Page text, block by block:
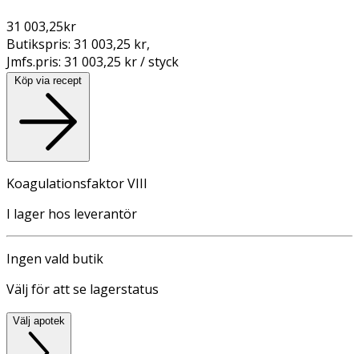
31 003,25kr
Butikspris: 31 003,25 kr,
Jmfs.pris: 31 003,25 kr / styck
Köp via recept
Koagulationsfaktor VIII
I lager hos leverantör
Ingen vald butik
Välj för att se lagerstatus
Välj apotek